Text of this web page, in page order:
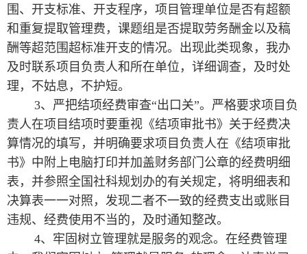
围、开支标准、开支程序，项目管理单位是否有超额
和重复提取管理费，课题组是否提取劳务酬金以及稿
酬等超范围超标准开支的情况。出现此类现象，我办
及时联系项目负责人和所在单位，详细调查，及时处
理，不姑息，不护短。
3、严把结项经费审查“出口关”。严格要求项目负
责人在项目结项时要重视《结项审批书》关于经费决
算情况的填写，并明确要求项目负责人在《结项审批
书》中附上电脑打印并加盖财务部门公章的经费明细
表，并参照全国社科规划办的有关规定，将明细表和
决算表一一对照，发现二者不一致的经费支出或账目
违规、经费使用不当的，及时通知整改。
4、牢固树立管理就是服务的观念。在经费管理